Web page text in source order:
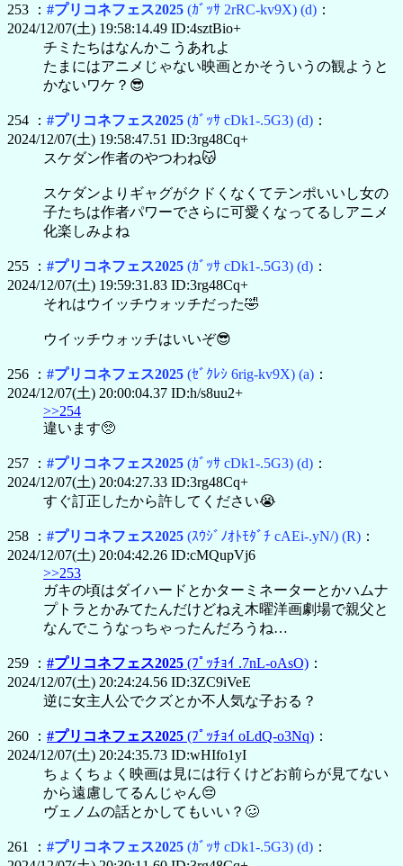
253 ： #プリコネフェス2025 (ｶﾞｯｻ 2rRC-kv9X) (d) ：
2024/12/07(土) 19:58:14.49 ID:4sztBio+
チミたちはなんかこうあれよ
たまにはアニメじゃない映画とかそういうの観ようと
かないワケ？😎
254 ： #プリコネフェス2025 (ｶﾞｯｻ cDk1-.5G3) (d) ：
2024/12/07(土) 19:58:47.51 ID:3rg48Cq+
スケダン作者のやつわね😽
スケダンよりギャグがクドくなくてテンポいいし女の
子たちは作者パワーでさらに可愛くなってるしアニメ
化楽しみよね
255 ： #プリコネフェス2025 (ｶﾞｯｻ cDk1-.5G3) (d) ：
2024/12/07(土) 19:59:31.83 ID:3rg48Cq+
それはウイッチウォッチだった🤣
ウイッチウォッチはいいぞ😎
256 ： #プリコネフェス2025 (ｾﾞｸﾚｼ 6rig-kv9X) (a) ：
2024/12/07(土) 20:00:04.37 ID:h/s8uu2+
>>254
違います🥺
257 ： #プリコネフェス2025 (ｶﾞｯｻ cDk1-.5G3) (d) ：
2024/12/07(土) 20:04:27.33 ID:3rg48Cq+
すぐ訂正したから許してください😭
258 ： #プリコネフェス2025 (ｽｳｼﾞﾉｵﾄﾓﾀﾞﾁ cAEi-.yN/) (R) ：
2024/12/07(土) 20:04:42.26 ID:cMQupVj6
>>253
ガキの頃はダイハードとかターミネーターとかハムナ
プトラとかみてたんだけどねえ木曜洋画劇場で親父と
なんでこうなっちゃったんだろうね…
259 ： #プリコネフェス2025 (ﾌﾟｯﾁｮｲ .7nL-oAsO) ：
2024/12/07(土) 20:24:24.56 ID:3ZC9iVeE
逆に女主人公でクズとか不人気な子おる？
260 ： #プリコネフェス2025 (ﾌﾟｯﾁｮｲ oLdQ-o3Nq) ：
2024/12/07(土) 20:24:35.73 ID:wHIfo1yI
ちょくちょく映画は見には行くけどお前らが見てない
から遠慮してるんじゃん😔
ヴェノムの話とかしてもいい？🥴
261 ： #プリコネフェス2025 (ｶﾞｯｻ cDk1-.5G3) (d) ：